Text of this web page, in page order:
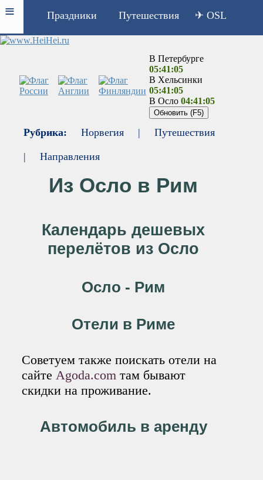
≡ Праздники Путешествия ✈ OSL
В Петербурге
05:41:05
В Хельсинки
05:41:05
В Осло 04:41:05
Рубрика: Норвегия | Путешествия
| Направления
Из Осло в Рим
Календарь дешевых
перелётов из Осло
Осло - Рим
Отели в Риме
Советуем также поискать отели на
сайтеAgoda.com там бывают
скидки на проживание.
Автомобиль в аренду